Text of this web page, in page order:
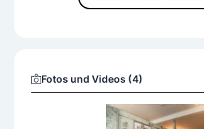
Fotos und Videos (4)